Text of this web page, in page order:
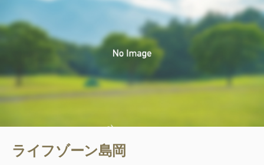
ライフゾーン島岡